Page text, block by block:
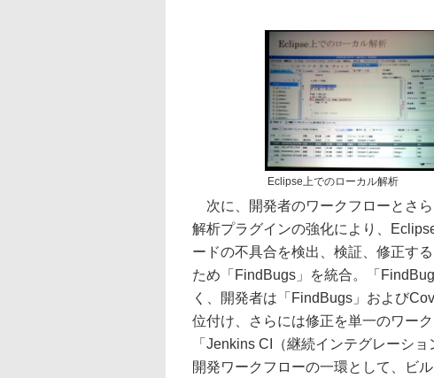
Eclipse上でのローカル解析
次に、開発者のワークフローとさ
解析プラグインの強化により、
ードの不具合を検出、検証、修正す
ため「FindBugs」を統合。「
く、開発者は「FindBugs」および
位付け、さらには修正を単一のワー
「Jenkins CI（継続インテグレーシ
開発ワークフローの一環として、ビ